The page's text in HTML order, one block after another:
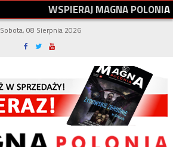
WSPIERAJMAGNAPOLONIA
Sobota, 08 Sierpnia 2026